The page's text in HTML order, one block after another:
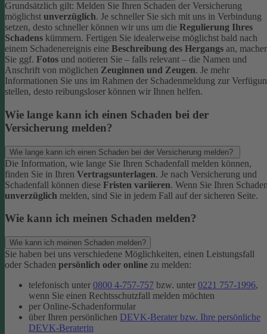
Grundsätzlich gilt: Melden Sie Ihren Schaden der Versicherung
möglichst unverzüglich. Je schneller Sie sich mit uns in Verbindung
setzen, desto schneller können wir uns um die Regulierung Ihres
Schadens kümmern. Fertigen Sie idealerweise möglichst bald nach
einem Schadenereignis eine Beschreibung des Hergangs an,
Sie ggf. Fotos und notieren Sie – falls relevant – die Namen und
Anschrift von möglichen Zeuginnen und Zeugen. Je mehr
Informationen Sie uns im Rahmen der Schadenmeldung zur
stellen, desto reibungsloser können wir Ihnen helfen.
Wie lange kann ich einen Schaden bei der
Versicherung melden?
Wie lange kann ich einen Schaden bei der Versicherung melden?
Die Information, wie lange Sie Ihren Schadenfall melden können,
finden Sie in Ihren Vertragsunterlagen. Je nach Versicherung und
Schadenfall können diese Fristen variieren. Wenn Sie Ihren
unverzüglich melden, sind Sie in jedem Fall auf der sicheren Seite.
Wie kann ich meinen Schaden melden?
Wie kann ich meinen Schaden melden?
Sie haben bei uns verschiedene Möglichkeiten, einen Leistungsfall
oder Schaden persönlich oder online zu melden:
telefonisch unter 0800 4-757-757 bzw. unter 0221 757-1996,
wenn Sie einen Rechtsschutzfall melden möchten
per Online-Schadenformular
über Ihren persönlichen DEVK-Berater bzw. Ihre persönliche
DEVK-Beraterin